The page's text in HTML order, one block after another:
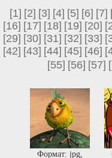
[1] [2] [3] [4] [5] [6] [7]
[16] [17] [18] [19] [20]
[29] [30] [31] [32] [33]
[42] [43] [44] [45] [46]
[55] [56] [57]
Формат: jpg,